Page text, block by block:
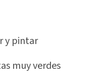
y pintar
muy verdes